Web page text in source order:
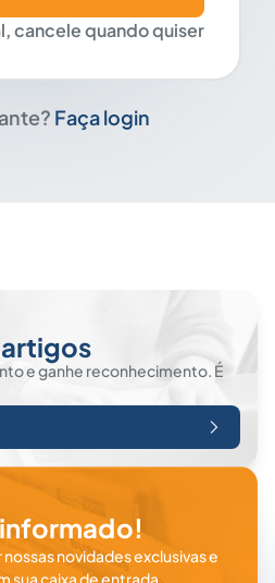
cancele quando quiser
Faça login
e ganhe reconhecimento. É
novidades exclusivas e
caixa de entrada.